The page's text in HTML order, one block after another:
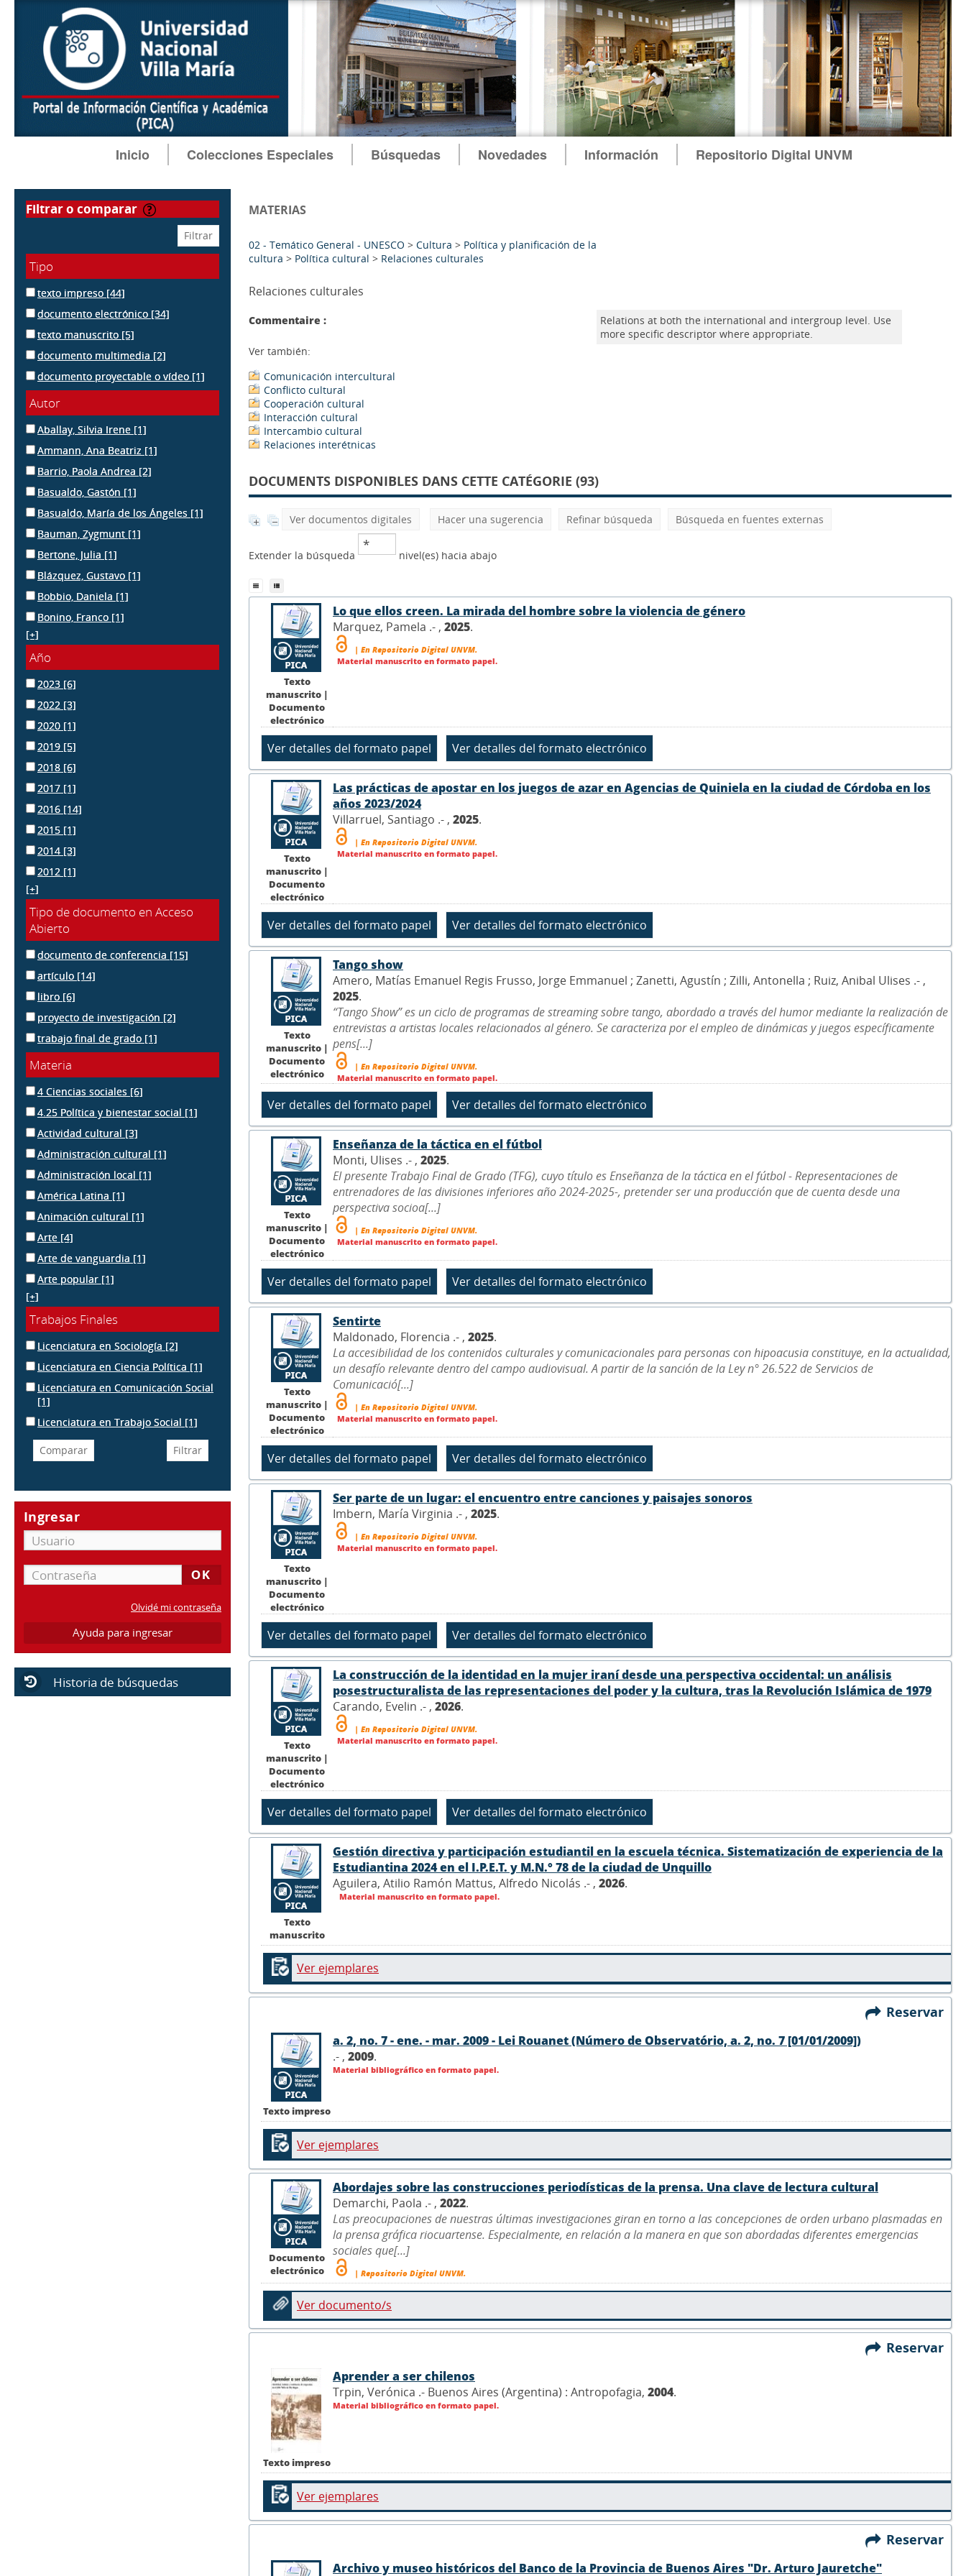
Inicio Colecciones Especiales Búsquedas Novedades Información Repositorio Digital UNVM
filtrar o comparar
Tipo
texto impreso [44]
documento electrónico [34]
texto manuscrito [5]
documento multimedia [2]
documento proyectable o vídeo [1]
Autor
Aballay, Silvia Irene [1]
Ammann, Ana Beatriz [1]
Barrio, Paola Andrea [2]
Basualdo, Gastón [1]
Basualdo, María de los Ángeles [1]
Bauman, Zygmunt [1]
Bertone, Julia [1]
Blázquez, Gustavo [1]
Bobbio, Daniela [1]
Bonino, Franco [1]
[+]
Año
2023 [6]
2022 [3]
2020 [1]
2019 [5]
2018 [6]
2017 [1]
2016 [14]
2015 [1]
2014 [3]
2012 [1]
[+]
Tipo de documento en Acceso
Abierto
documento de conferencia [15]
artículo [14]
libro [6]
proyecto de investigación [2]
trabajo final de grado [1]
Materia
4 Ciencias sociales [6]
4.25 Política y bienestar social [1]
Actividad cultural [3]
Administración cultural [1]
Administración local [1]
América Latina [1]
Animación cultural [1]
Arte [4]
Arte de vanguardia [1]
Arte popular [1]
[+]
Trabajos Finales
Licenciatura en Sociología [2]
Licenciatura en Ciencia Política [1]
Licenciatura en Comunicación Social
[1]
Licenciatura en Trabajo Social [1]
Ingresar
Olvidé mi contraseña
Ayuda para ingresar
Historia de búsquedas
MATERIAS
02 - Temático General - UNESCO > Cultura > Política y planificación de la
cultura > Política cultural > Relaciones culturales
Relaciones culturales
Commentaire :
Relations at both the international and intergroup level. Use
more specific descriptor where appropriate.
Ver también:
Comunicación intercultural
Conflicto cultural
Cooperación cultural
Interacción cultural
Intercambio cultural
Relaciones interétnicas
DOCUMENTS DISPONIBLES DANS CETTE CATÉGORIE (93)
Ver documentos digitales Hacer una sugerencia Refinar búsqueda Búsqueda en fuentes externas
Extender la búsqueda nivel(es) hacia abajo
Texto
manuscrito |
Documento
electrónico
Lo que ellos creen. La mirada del hombre sobre la violencia de género
Marquez, Pamela .- , 2025.
| En Repositorio Digital UNVM.
Material manuscrito en formato papel.
Texto
manuscrito |
Documento
electrónico
Las prácticas de apostar en los juegos de azar en Agencias de Quiniela en la ciudad de Córdoba en los
años 2023/2024
Villarruel, Santiago .- , 2025.
| En Repositorio Digital UNVM.
Material manuscrito en formato papel.
Texto
manuscrito |
Documento
electrónico
Tango show
Amero, Matías Emanuel Regis Frusso, Jorge Emmanuel ; Zanetti, Agustín ; Zilli, Antonella ; Ruiz, Anibal Ulises .- ,
2025.
“Tango Show” es un ciclo de programas de streaming sobre tango, abordado a través del humor mediante la realización de
entrevistas a artistas locales relacionados al género. Se caracteriza por el empleo de dinámicas y juegos específicamente
pens[...]
| En Repositorio Digital UNVM.
Material manuscrito en formato papel.
Texto
manuscrito |
Documento
electrónico
Enseñanza de la táctica en el fútbol
Monti, Ulises .- , 2025.
El presente Trabajo Final de Grado (TFG), cuyo título es Enseñanza de la táctica en el fútbol - Representaciones de
entrenadores de las divisiones inferiores año 2024-2025-, pretender ser una producción que de cuenta desde una
perspectiva socioa[...]
| En Repositorio Digital UNVM.
Material manuscrito en formato papel.
Texto
manuscrito |
Documento
electrónico
Sentirte
Maldonado, Florencia .- , 2025.
La accesibilidad de los contenidos culturales y comunicacionales para personas con hipoacusia constituye, en la actualidad,
un desafío relevante dentro del campo audiovisual. A partir de la sanción de la Ley n° 26.522 de Servicios de
Comunicació[...]
| En Repositorio Digital UNVM.
Material manuscrito en formato papel.
Texto
manuscrito |
Documento
electrónico
Ser parte de un lugar: el encuentro entre canciones y paisajes sonoros
Imbern, María Virginia .- , 2025.
| En Repositorio Digital UNVM.
Material manuscrito en formato papel.
Texto
manuscrito |
Documento
electrónico
La construcción de la identidad en la mujer iraní desde una perspectiva occidental: un análisis
posestructuralista de las representaciones del poder y la cultura, tras la Revolución Islámica de 1979
Carando, Evelin .- , 2026.
| En Repositorio Digital UNVM.
Material manuscrito en formato papel.
Texto
manuscrito
Gestión directiva y participación estudiantil en la escuela técnica. Sistematización de experiencia de la
Estudiantina 2024 en el I.P.E.T. y M.N.° 78 de la ciudad de Unquillo
Aguilera, Atilio Ramón Mattus, Alfredo Nicolás .- , 2026.
Material manuscrito en formato papel.
Ver ejemplares
Reservar
Texto impreso
a. 2, no. 7 - ene. - mar. 2009 - Lei Rouanet (Número de Observatório, a. 2, no. 7 [01/01/2009])
.- , 2009.
Material bibliográfico en formato papel.
Ver ejemplares
Documento
electrónico
Abordajes sobre las construcciones periodísticas de la prensa. Una clave de lectura cultural
Demarchi, Paola .- , 2022.
Las preocupaciones de nuestras últimas investigaciones giran en torno a las concepciones de orden urbano plasmadas en
la prensa gráfica riocuartense. Especialmente, en relación a la manera en que son abordadas diferentes emergencias
sociales que[...]
| Repositorio Digital UNVM.
Ver documento/s
Reservar
Texto impreso
Aprender a ser chilenos
Trpin, Verónica .- Buenos Aires (Argentina) : Antropofagia, 2004.
Material bibliográfico en formato papel.
Ver ejemplares
Reservar
Archivo y museo históricos del Banco de la Provincia de Buenos Aires "Dr. Arturo Jauretche"